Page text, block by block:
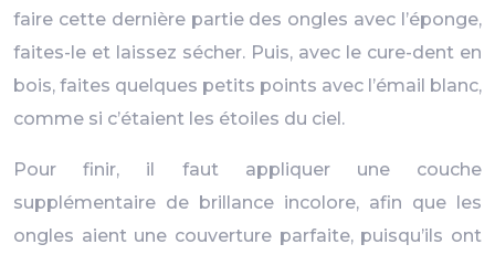
faire cette dernière partie des ongles avec l’éponge,
faites-le et laissez sécher. Puis, avec le cure-dent en
bois, faites quelques petits points avec l’émail blanc,
comme si c’étaient les étoiles du ciel.
Pour finir, il faut appliquer une couche
supplémentaire de brillance incolore, afin que les
ongles aient une couverture parfaite, puisqu’ils ont